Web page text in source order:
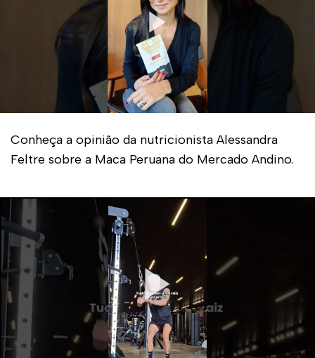
Conheça a opinião da nutricionista Alessandra
Feltre sobre a Maca Peruana do Mercado Andino.